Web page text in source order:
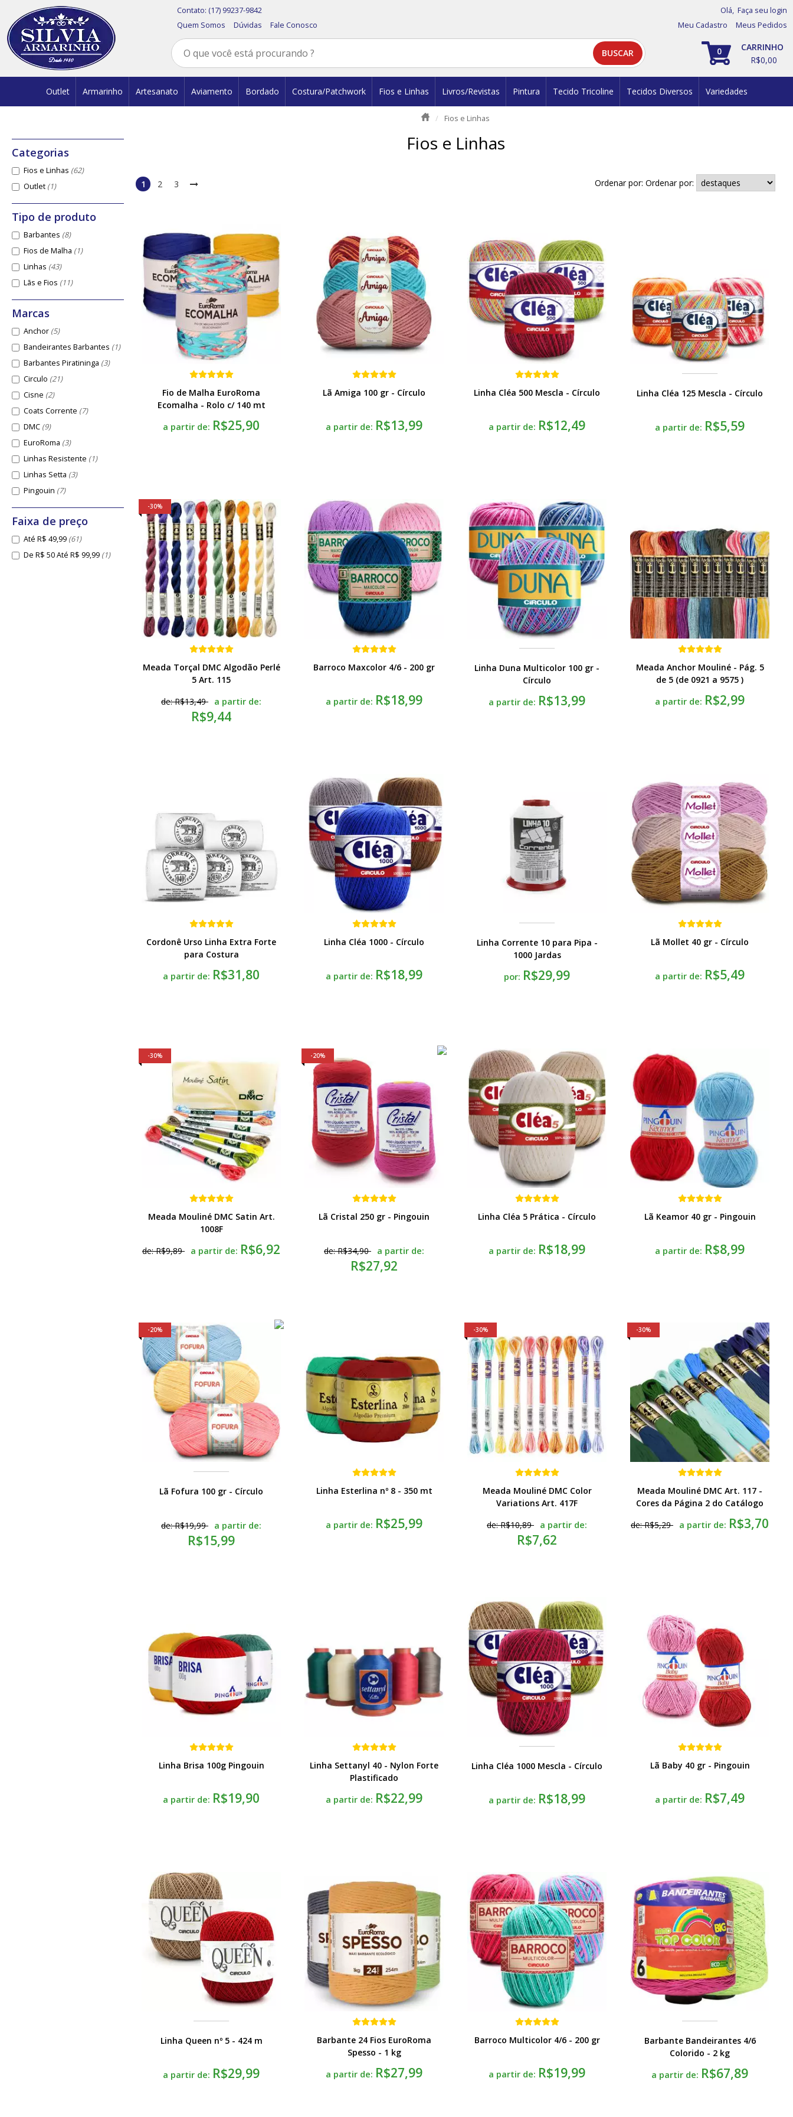
Olá, Faça seu login
Quem Somos
Dúvidas Fale Conosco Meu Cadastro Meus Pedidos
Outlet Armarinho Artesanato Aviamento Bordado Costura/Patchwork Fios e Linhas Livros/Revistas Pintura Tecido Tricoline Tecidos Diversos Variedades
Contato: (17) 99237-9842
Fios e Linhas (62)
Outlet (1)
Barbantes (8)
Fios de Malha (1)
Linhas (43)
Lãs e Fios (11)
Anchor (5)
Bandeirantes Barbantes (1)
Barbantes Piratininga (3)
Circulo (21)
Cisne (2)
Coats Corrente (7)
DMC (9)
EuroRoma (3)
Linhas Resistente (1)
Linhas Setta (3)
Pingouin (7)
Até R$ 49,99 (61)
De R$ 50 Até R$ 99,99 (1)
R$0,00
0
Fios e Linhas
Fios e Linhas
Ordenar por:
1 2 3
Fio de Malha EuroRoma
Ecomalha - Rolo c/ 140 mt
a partir de: R$25,90
Lã Amiga 100 gr - Círculo
a partir de: R$13,99
Linha Cléa 500 Mescla - Círculo
a partir de: R$12,49
Linha Cléa 125 Mescla - Círculo
a partir de: R$5,59
Meada Torçal DMC Algodão Perlé
5 Art. 115
de:R$13,49 a partir de:
R$9,44
30%
Barroco Maxcolor 4/6 - 200 gr
a partir de: R$18,99
Linha Duna Multicolor 100 gr -
Círculo
a partir de: R$13,99
Meada Anchor Mouliné - Pág. 5
de 5 (de 0921 a 9575 )
a partir de: R$2,99
Cordonê Urso Linha Extra Forte
para Costura
a partir de: R$31,80
Linha Cléa 1000 - Círculo
a partir de: R$18,99
Linha Corrente 10 para Pipa -
1000 Jardas
por: R$29,99
Lã Mollet 40 gr - Círculo
a partir de: R$5,49
Meada Mouliné DMC Satin Art.
1008F
de:R$9,89 a partir de: R$6,92
30%
Lã Cristal 250 gr - Pingouin
de:R$34,90 a partir de:
R$27,92
20%
Linha Cléa 5 Prática - Círculo
a partir de: R$18,99
Lã Keamor 40 gr - Pingouin
a partir de: R$8,99
Lã Fofura 100 gr - Círculo
de:R$19,99 a partir de:
R$15,99
20%
Linha Esterlina nº 8 - 350 mt
a partir de: R$25,99
Meada Mouliné DMC Color
Variations Art. 417F
de:R$10,89 a partir de:
R$7,62
30%
Meada Mouliné DMC Art. 117 -
Cores da Página 2 do Catálogo
de:R$5,29 a partir de: R$3,70
30%
Linha Brisa 100g Pingouin
a partir de: R$19,90
Linha Settanyl 40 - Nylon Forte
Plastificado
a partir de: R$22,99
Linha Cléa 1000 Mescla - Círculo
a partir de: R$18,99
Lã Baby 40 gr - Pingouin
a partir de: R$7,49
Linha Queen nº 5 - 424 m
a partir de: R$29,99
Barbante 24 Fios EuroRoma
Spesso - 1 kg
a partir de: R$27,99
Barroco Multicolor 4/6 - 200 gr
a partir de: R$19,99
Barbante Bandeirantes 4/6
Colorido - 2 kg
a partir de: R$67,89